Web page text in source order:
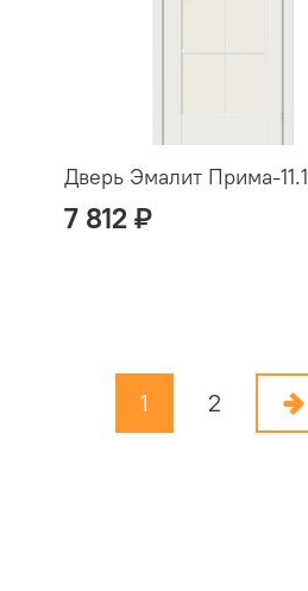
Дверь Эмалит Прима-11.1
7 812 ₽
1 2